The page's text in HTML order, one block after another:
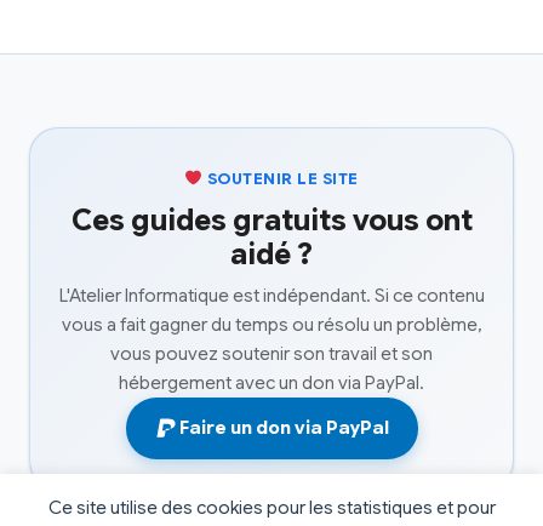
Ce site utilise des cookies pour les statistiques et pour
SOUTENIR LE SITE
Ces guides gratuits vous ont
aidé ?
L'Atelier Informatique est indépendant. Si ce contenu
vous a fait gagner du temps ou résolu un problème,
vous pouvez soutenir son travail et son
hébergement avec un don via PayPal.
Faire un don via PayPal